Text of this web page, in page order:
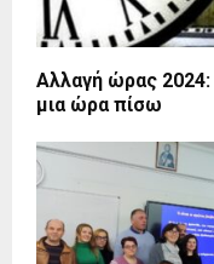
Αλλαγή ώρας 2024:
μια ώρα πίσω